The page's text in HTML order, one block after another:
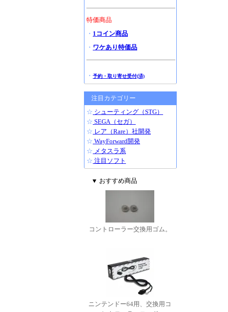
特価商品
・ 1コイン商品
・ ワケあり特価品
・ 予約・取り寄せ受付(済)
注目カテゴリー
☆ シューティング（STG）
☆ SEGA（セガ）
☆ レア（Rare）社開発
☆ WayForward開発
☆ メタスラ系
☆ 注目ソフト
▼ おすすめ商品
コントローラー交換用ゴム。
ニンテンドー64用、交換用コ